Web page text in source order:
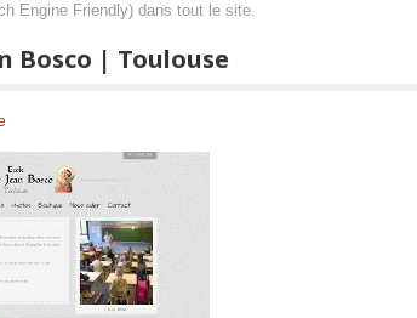
Engine Friendly) dans tout le site.
Bosco | Toulouse